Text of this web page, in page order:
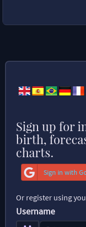
Sign up for
birth,
charts.
Sign in with
Or register using
Username